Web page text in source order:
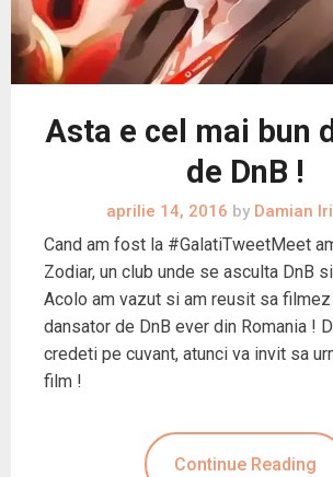
Asta e cel mai bun
de DnB !
aprilie 14, 2016 byDamian
Cand am fost la #GalatiTweetMeet
Zodiar, un club unde se asculta DnB
Acolo am vazut si am reusit sa
dansator de DnB ever din Romania !
credeti pe cuvant, atunci va invit sa
film !
Continue Reading